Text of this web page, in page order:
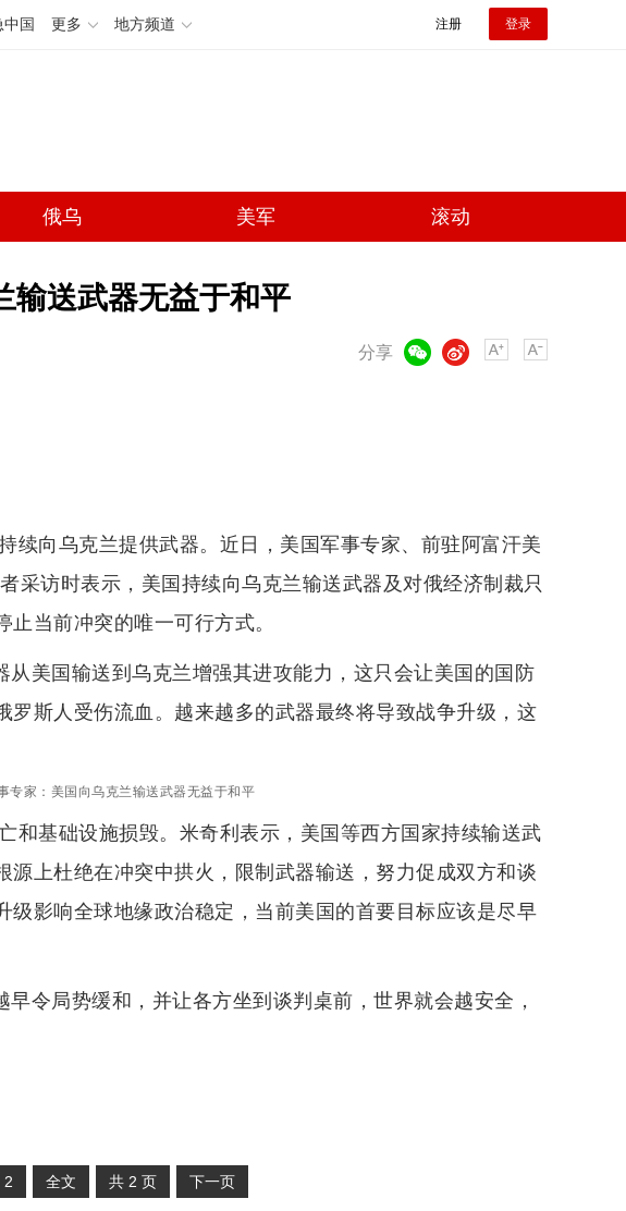
中国 更多 地方频道 注册 登录
俄乌 美军 滚动
输送武器无益于和平
分享
微博
续向乌克兰提供武器。近日，美国军事专家、前驻阿富汗美
采访时表示，美国持续向乌克兰输送武器及对俄经济制裁只
当前冲突的唯一可行方式。
从美国输送到乌克兰增强其进攻能力，这只会让美国的国防
罗斯人受伤流血。越来越多的武器最终将导致战争升级，这
专家：美国向乌克兰输送武器无益于和平
和基础设施损毁。米奇利表示，美国等西方国家持续输送武
源上杜绝在冲突中拱火，限制武器输送，努力促成双方和谈
级影响全球地缘政治稳定，当前美国的首要目标应该是尽早
令局势缓和，并让各方坐到谈判桌前，世界就会越安全，
2 全文 共 2 页 下一页